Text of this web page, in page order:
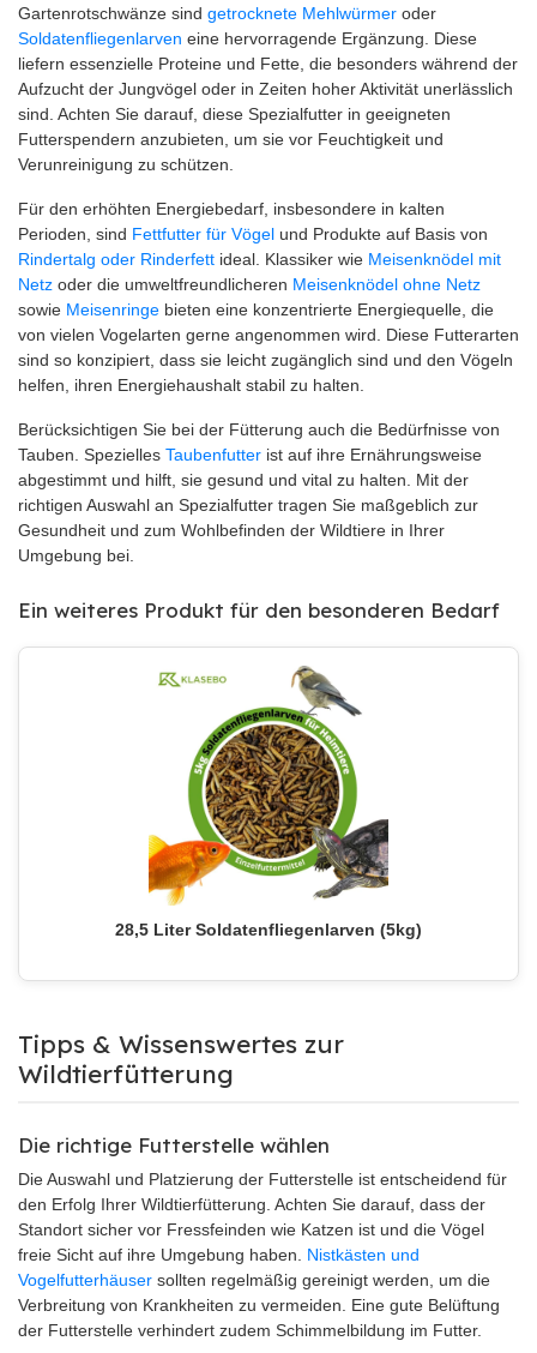
Gartenrotschwänze sind getrocknete Mehlwürmer oder
Soldatenfliegenlarven eine hervorragende Ergänzung. Diese
liefern essenzielle Proteine und Fette, die besonders während der
Aufzucht der Jungvögel oder in Zeiten hoher Aktivität unerlässlich
sind. Achten Sie darauf, diese Spezialfutter in geeigneten
Futterspendern anzubieten, um sie vor Feuchtigkeit und
Verunreinigung zu schützen.
Für den erhöhten Energiebedarf, insbesondere in kalten
Perioden, sind Fettfutter für Vögel und Produkte auf Basis von
Rindertalg oder Rinderfett ideal. Klassiker wie Meisenknödel mit
Netz oder die umweltfreundlicheren Meisenknödel ohne Netz
sowie Meisenringe bieten eine konzentrierte Energiequelle, die
von vielen Vogelarten gerne angenommen wird. Diese Futterarten
sind so konzipiert, dass sie leicht zugänglich sind und den Vögeln
helfen, ihren Energiehaushalt stabil zu halten.
Berücksichtigen Sie bei der Fütterung auch die Bedürfnisse von
Tauben. Spezielles Taubenfutter ist auf ihre Ernährungsweise
abgestimmt und hilft, sie gesund und vital zu halten. Mit der
richtigen Auswahl an Spezialfutter tragen Sie maßgeblich zur
Gesundheit und zum Wohlbefinden der Wildtiere in Ihrer
Umgebung bei.
Ein weiteres Produkt für den besonderen Bedarf
28,5 Liter Soldatenfliegenlarven (5kg)
Tipps & Wissenswertes zur
Wildtierfütterung
Die richtige Futterstelle wählen
Die Auswahl und Platzierung der Futterstelle ist entscheidend für
den Erfolg Ihrer Wildtierfütterung. Achten Sie darauf, dass der
Standort sicher vor Fressfeinden wie Katzen ist und die Vögel
freie Sicht auf ihre Umgebung haben. Nistkästen und
Vogelfutterhäuser sollten regelmäßig gereinigt werden, um die
Verbreitung von Krankheiten zu vermeiden. Eine gute Belüftung
der Futterstelle verhindert zudem Schimmelbildung im Futter.